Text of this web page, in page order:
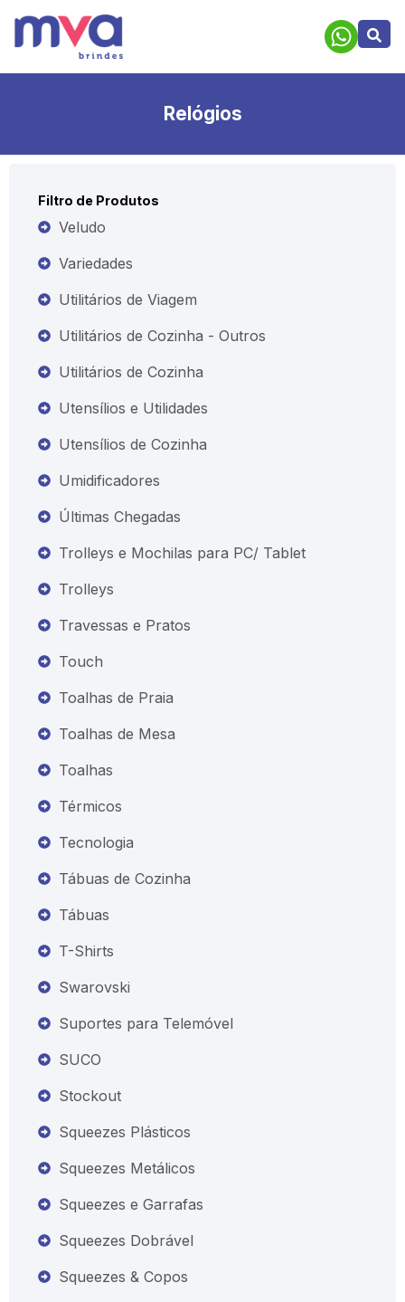
Relógios
Filtro de Produtos
Veludo
Variedades
Utilitários de Viagem
Utilitários de Cozinha - Outros
Utilitários de Cozinha
Utensílios e Utilidades
Utensílios de Cozinha
Umidificadores
Últimas Chegadas
Trolleys e Mochilas para PC/ Tablet
Trolleys
Travessas e Pratos
Touch
Toalhas de Praia
Toalhas de Mesa
Toalhas
Térmicos
Tecnologia
Tábuas de Cozinha
Tábuas
T-Shirts
Swarovski
Suportes para Telemóvel
SUCO
Stockout
Squeezes Plásticos
Squeezes Metálicos
Squeezes e Garrafas
Squeezes Dobrável
Squeezes & Copos